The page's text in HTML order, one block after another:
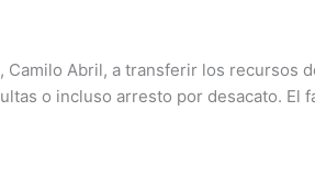
Abril, a transferir los recursos
o incluso arresto por desacato. El